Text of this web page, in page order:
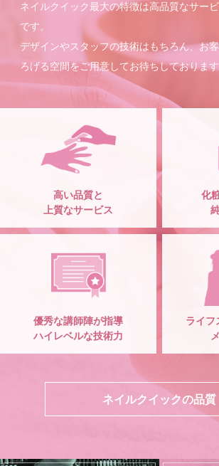
ネイルクイック最大の特徴は高品質なサー
です。
デザインやスタッフの技術はもちろん、お
ろげる空間をご用意してお待ちしております
高い品質と
上質なサービス
化
優秀な講師陣が指導
ハイレベルな技術力
ライフ
ネイルクイックの品質